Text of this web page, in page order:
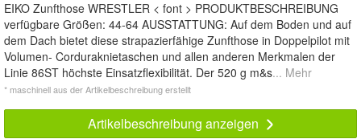
EIKO Zunfthose WRESTLER < font > PRODUKTBESCHREIBUNG
verfügbare Größen: 44-64 AUSSTATTUNG: Auf dem Boden und auf
dem Dach bietet diese strapazierfähige Zunfthose in Doppelpilot mit
Volumen- Corduraknietaschen und allen anderen Merkmalen der
Linie 86ST höchste Einsatzflexibilität. Der 520 g m&s... Mehr
* maschinell aus der Artikelbeschreibung erstellt
Artikelbeschreibung anzeigen